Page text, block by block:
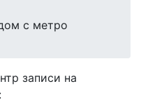
с метро
записи на